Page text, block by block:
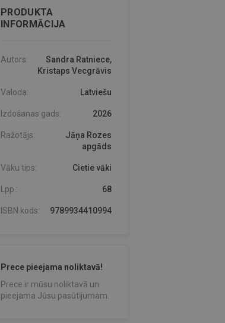
PRODUKTA
INFORMĀCIJA
Autors:
Sandra Ratniece,
Kristaps Vecgrāvis
Valoda: Latviešu
Izdošanas gads: 2026
Ražotājs:
Jāņa Rozes
apgāds
Vāku tips: Cietie vāki
Lpp.: 68
ISBN kods: 9789934410994
Prece pieejama noliktavā!
Prece ir mūsu noliktavā un
pieejama Jūsu pasūtījumam.